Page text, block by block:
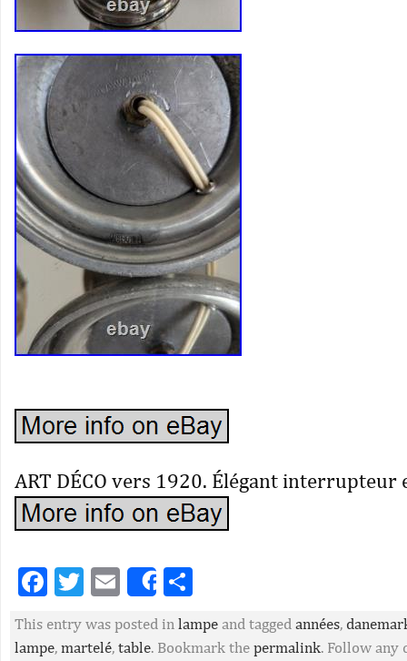
ART DÉCO vers 1920. Élégant interrupteur
Facebook
Twitter
EmailShare
This entry was posted in lampe and tagged années,
lampe, martelé, table. Bookmark the permalink. Follow any